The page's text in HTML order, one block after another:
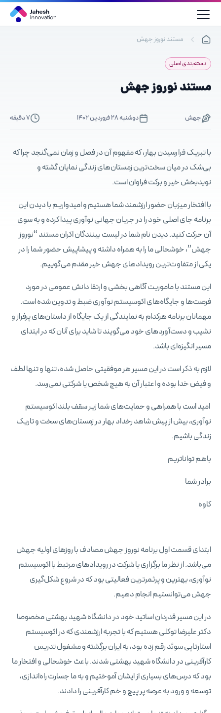
پرش
محتوا
مستند نوروز جهش
دسته‌بندی اصلی
جهش دوشنبه ۲۸ فروردین ۱۴۰۲ 7 دقیقه
مستند نوروز جهش
با تبریک فرا رسیدن بهار، که مفهوم آن در فصل و زمان نمی‌گنجد چرا که
بی‌شک در میان سخت‌ترین زمستان‌های زندگی نمایان گشته و
نویدبخش خیر و برکت فراوان است.
با افتخار میزبان حضور ارزشمند شما هستیم و امیدواریم با دیدن این
برنامه جای اصلی خود را در جریان جهانی نوآوری پیدا کرده و به سوی
آن حرکت کنید. دیدن نام شما در لیست بینندگان اکران مستند “نوروز
جهش”، خوشحالی ما را به همراه داشته و پیشاپیش حضور شما را در
یکی از متفاوت‌ترین رویدادهای جهش خیر مقدم می‌گوییم.
این مستند با ماموریت آگاهی بخشی و ارتقا دانش عمومی در مورد
فرصت‌ها و جایگاه‌های اکوسیستم نوآوری ضبط و تدوین شده است.
مهمانان برنامه هرکدام به نمایندگی از یک جایگاه از داستان‌های پرفراز و
نشیب و دست‌آوردهای خود می‌گویند تا شاید برای آنان که در ابتدای
مسیر انگیزه‌ای باشد.
لازم به ذکر است در این مسیر هر موفقیتی حاصل شده، تنها و تنها لطف
و فیض خدا بوده و اعتبار آن به هیچ شخص یا شرکتی نمی‌رسد.
امید است با همراهی و حمایت‌های شما زیر سقف بلند اکوسیستم
نوآوری، بیش از پیش شاهد رخداد بهار در زمستان‌های سخت و تاریک
زندگی باشیم.
باهم تواناتریم
برادر شما
کاوه
ابتدای قسمت اول برنامه نوروز جهش مصادف با روزهای اولیه جهش
می‌باشد. از نظر ما برگزاری یا شرکت در رویدادهای مرتبط با اکوسیستم
نوآوری، بهترین و پرثمرترین فعالیتی بود که در شروع شکل‌گیری
جهش می‌توانستیم انجام دهیم.
در این مسیر قدردان اساتید خود در دانشگاه شهید بهشتی مخصوصا
دکتر علیرضا توکلی هستیم که با تجربه ارزشمندی که در اکوسیستم
استارتاپی سوئد رقم زده بود، به ایران برگشته و مشغول تدریس
کارآفرینی در دانشگاه شهید بهشتی شدند. باعث خوشحالی و افتخار ما
بود که درس‌های بسیاری از ایشان آموختیم و به ما جسارت راه‌اندازی،
توسعه و ورود به عرصه پر پیچ و خم کارآفرینی را دادند.